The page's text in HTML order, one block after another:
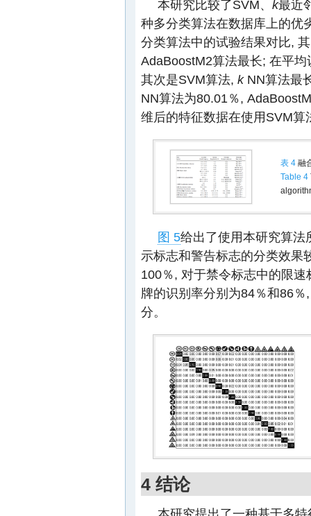
本研究比较了SVM、 k最近
种多分类算法在数据库上的优
分类算法中的试验结果对比,
AdaBoostM2算法最长; 在平
其次是SVM算法, kNN算法最
NN算法为80.01％,
维后的特征数据在使用SVM
表 4融
Table 4
图 5给出了使用本研究算法
示标志和警告标志的分类效果
100％, 对于禁令标志中的限
牌的识别率分别为84％和86
分。
4 结论